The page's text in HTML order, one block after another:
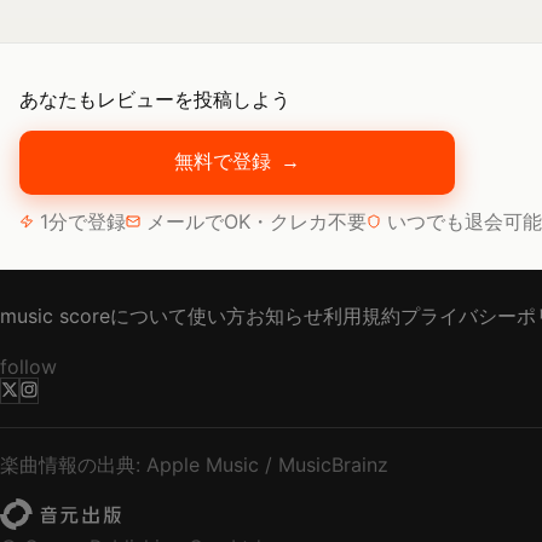
あなたもレビューを投稿しよう
無料で登録 →
1分で登録 メールでOK・クレカ不要 いつでも退会可能
music scoreについて使い方お知らせ利用規約プライバシーポ
follow
楽曲情報の出典: Apple Music / MusicBrainz